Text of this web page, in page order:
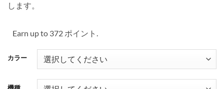
します。
Earn up to 372 ポイント.
カラー